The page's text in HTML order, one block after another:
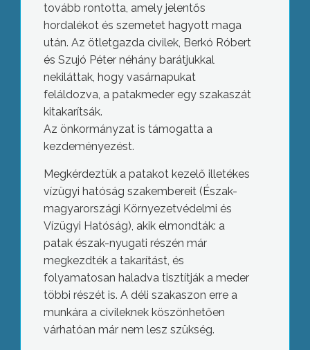
tovább rontotta, amely jelentős
hordalékot és szemetet hagyott maga
után. Az ötletgazda civilek, Berkó Róbert
és Szujó Péter néhány barátjukkal
nekiláttak, hogy vasárnapukat
feláldozva, a patakmeder egy szakaszát
kitakarítsák.
Az önkormányzat is támogatta a
kezdeményezést.
Megkérdeztük a patakot kezelő illetékes
vízügyi hatóság szakembereit (Észak-
magyarországi Környezetvédelmi és
Vízügyi Hatóság), akik elmondták: a
patak észak-nyugati részén már
megkezdték a takarítást, és
folyamatosan haladva tisztítják a meder
többi részét is. A déli szakaszon erre a
munkára a civileknek köszönhetően
várhatóan már nem lesz szükség.